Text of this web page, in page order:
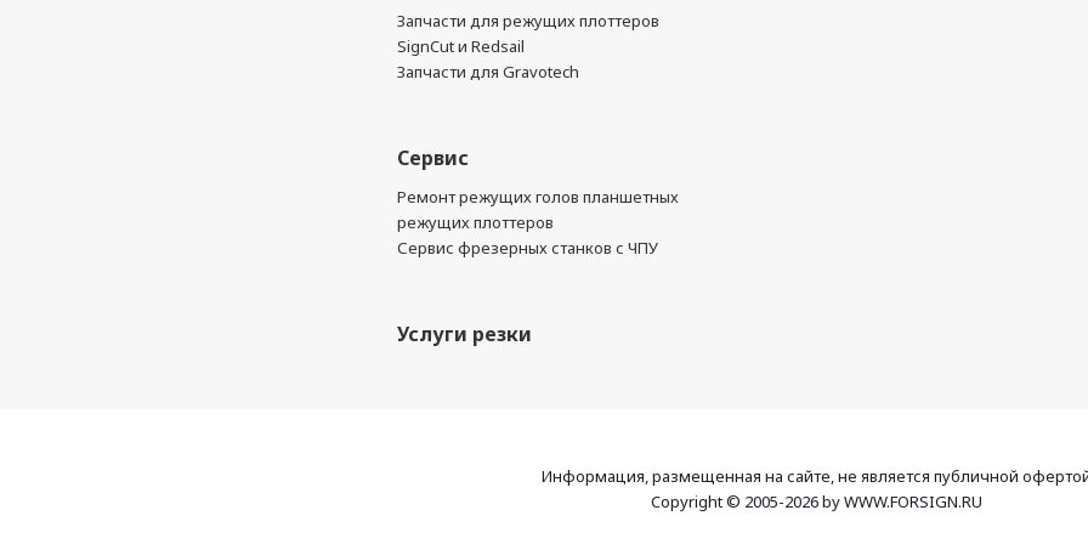
Запчасти для режущих плоттеров
SignCut и Redsail
Запчасти для Gravotech
Сервис
Ремонт режущих голов планшетных
режущих плоттеров
Сервис фрезерных станков с ЧПУ
Услуги резки
Информация, размещенная на сайте, не является публичной
Copyright © 2005-2026 by WWW.FORSIGN.RU